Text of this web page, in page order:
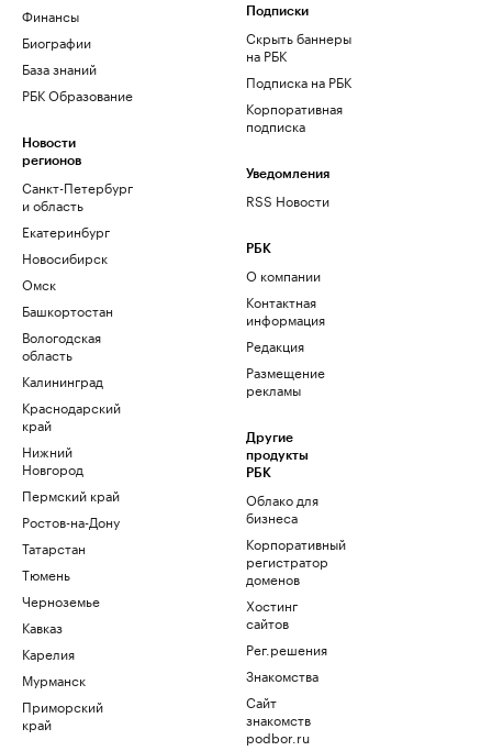
Финансы
Биографии
База знаний
РБК Образование
Новости
регионов
Санкт-Петербург
и область
Екатеринбург
Новосибирск
Омск
Башкортостан
Вологодская
область
Калининград
Краснодарский
край
Нижний
Новгород
Пермский край
Ростов-на-Дону
Татарстан
Тюмень
Черноземье
Кавказ
Карелия
Мурманск
Приморский
край
Подписки
Скрыть баннеры
на РБК
Подписка на РБК
Корпоративная
подписка
Уведомления
RSS Новости
РБК
О компании
Контактная
информация
Редакция
Размещение
рекламы
Другие
продукты
РБК
Облако для
бизнеса
Корпоративный
регистратор
доменов
Хостинг
сайтов
Рег.решения
Знакомства
Сайт
знакомств
podbor.ru